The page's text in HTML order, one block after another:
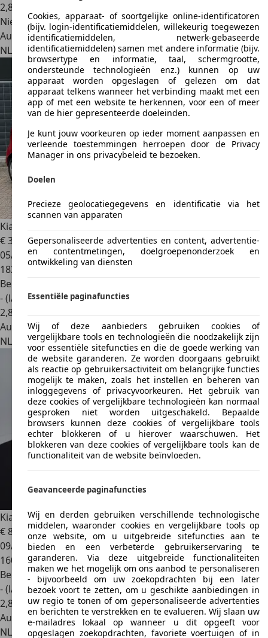
2,8
Nieuw
Autobedrijf
NL 5721 WTAsten
Kia Picanto
€ 3.450
05/2014
182.262 km
Benzine
- (l/100 km)
2,8
Autobedrijf
NL 4715 CCRucphen
Kia Sportage 1.6 GDI BusinessLine
€ 8.950
09/2014
160.717 km
Benzine
- (l/100 km)
2,8
Autobedrijf
NL 4413 NNKrabbendijke
Cookies, apparaat- of soortgelijke online-identificatoren
(bijv. login-identificatiemiddelen, willekeurig toegewezen
identificatiemiddelen, netwerk-gebaseerde
identificatiemiddelen) samen met andere informatie (bijv.
browsertype en informatie, taal, schermgrootte,
ondersteunde technologieën enz.) kunnen op uw
apparaat worden opgeslagen of gelezen om dat
apparaat telkens wanneer het verbinding maakt met een
app of met een website te herkennen, voor een of meer
van de hier gepresenteerde doeleinden.
Je kunt jouw voorkeuren op ieder moment aanpassen en
verleende toestemmingen herroepen door de Privacy
Manager in ons privacybeleid te bezoeken.
Doelen
Precieze geolocatiegegevens en identificatie via het
scannen van apparaten
Gepersonaliseerde advertenties en content, advertentie-
en contentmetingen, doelgroepenonderzoek en
ontwikkeling van diensten
Essentiële paginafuncties
Wij of deze aanbieders gebruiken cookies of
vergelijkbare tools en technologieën die noodzakelijk zijn
voor essentiële sitefuncties en die de goede werking van
de website garanderen. Ze worden doorgaans gebruikt
als reactie op gebruikersactiviteit om belangrijke functies
mogelijk te maken, zoals het instellen en beheren van
inloggegevens of privacyvoorkeuren. Het gebruik van
deze cookies of vergelijkbare technologieën kan normaal
gesproken niet worden uitgeschakeld. Bepaalde
browsers kunnen deze cookies of vergelijkbare tools
echter blokkeren of u hierover waarschuwen. Het
blokkeren van deze cookies of vergelijkbare tools kan de
functionaliteit van de website beïnvloeden.
Geavanceerde paginafuncties
Wij en derden gebruiken verschillende technologische
middelen, waaronder cookies en vergelijkbare tools op
onze website, om u uitgebreide sitefuncties aan te
bieden en een verbeterde gebruikerservaring te
garanderen. Via deze uitgebreide functionaliteiten
maken we het mogelijk om ons aanbod te personaliseren
- bijvoorbeeld om uw zoekopdrachten bij een later
bezoek voort te zetten, om u geschikte aanbiedingen in
uw regio te tonen of om gepersonaliseerde advertenties
en berichten te verstrekken en te evalueren. Wij slaan uw
e-mailadres lokaal op wanneer u dit opgeeft voor
opgeslagen zoekopdrachten, favoriete voertuigen of in